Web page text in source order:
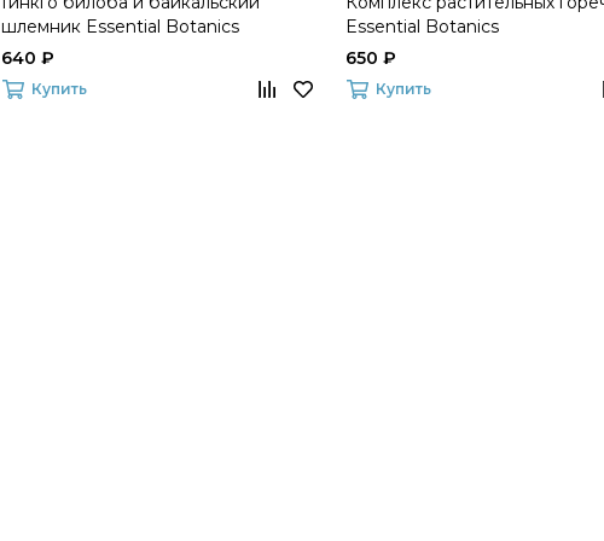
шлемник Essential Botanics
640 ₽
Купить
Essential Botanics
650 ₽
Купить